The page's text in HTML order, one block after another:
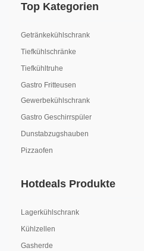
Top Kategorien
Getränkekühlschrank
Tiefkühlschränke
Tiefkühltruhe
Gastro Fritteusen
Gewerbekühlschrank
Gastro Geschirrspüler
Dunstabzugshauben
Pizzaofen
Hotdeals Produkte
Lagerkühlschrank
Kühlzellen
Gasherde